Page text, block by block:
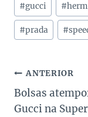
Post:
#gucci #
#prada #
de
ANTERIOR
Bolsas
Gucci na